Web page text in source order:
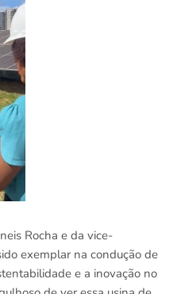
Rocha e da vice-
exemplar na condução de
e a inovação no